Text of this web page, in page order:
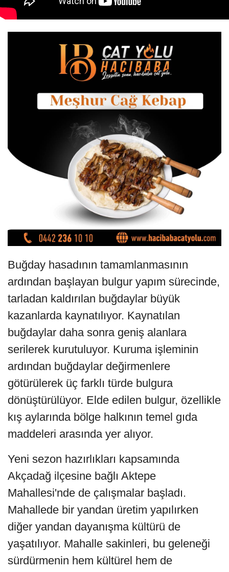
Buğday hasadının tamamlanmasının
ardından başlayan bulgur yapım sürecinde,
tarladan kaldırılan buğdaylar büyük
kazanlarda kaynatılıyor. Kaynatılan
buğdaylar daha sonra geniş alanlara
serilerek kurutuluyor. Kuruma işleminin
ardından buğdaylar değirmenlere
götürülerek üç farklı türde bulgura
dönüştürülüyor. Elde edilen bulgur, özellikle
kış aylarında bölge halkının temel gıda
maddeleri arasında yer alıyor.
Yeni sezon hazırlıkları kapsamında
Akçadağ ilçesine bağlı Aktepe
Mahallesi'nde de çalışmalar başladı.
Mahallede bir yandan üretim yapılırken
diğer yandan dayanışma kültürü de
yaşatılıyor. Mahalle sakinleri, bu geleneği
sürdürmenin hem kültürel hem de